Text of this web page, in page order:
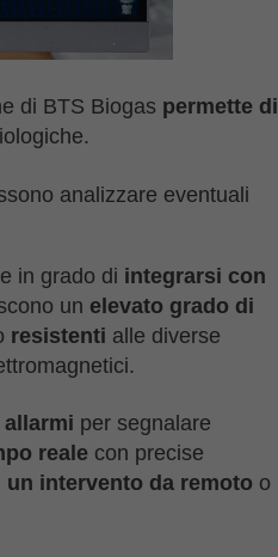
di BTS Biogas permette di
analizzare eventuali
in grado di integrarsi con
un elevato grado di
resistenti alle diverse
per segnalare
reale con precise
un intervento da remoto o